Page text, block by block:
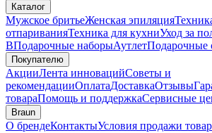
Каталог
Мужское бритьеЖенская эпиляция
отпариванияТехника для кухниУход за
BПодарочные наборыАутлетПодарочные
Покупателю
АкцииЛента инновацийСоветы и
рекомендацииОплатаДоставкаОтзывы
товараПомощь и поддержкаСервисные
Braun
О брендеКонтактыУсловия продажи